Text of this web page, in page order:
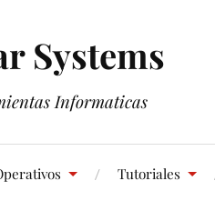
Systems
Informaticas
Tutoriales